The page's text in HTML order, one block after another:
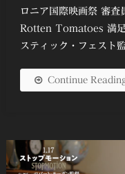
ロニア国際映画祭 審査
Rotten Tomatoes 満
スティック・フェスト
Continue